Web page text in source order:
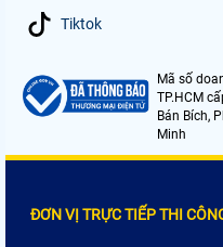
Tiktok
Mã số
TP.HCM
Bán Bích,
Minh
ĐƠN VỊ TRỰC TIẾP THI